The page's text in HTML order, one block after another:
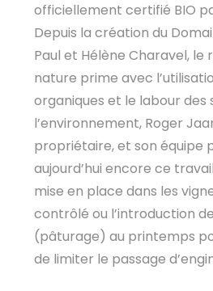
officiellement certifié BIO
Depuis la création du
Paul et Hélène Charavel, le
nature prime avec
organiques et le labour des
l’environnement, Roger
propriétaire, et son équipe
aujourd’hui encore ce
mise en place dans les
contrôlé ou l’introduction
(pâturage) au printemps
de limiter le passage